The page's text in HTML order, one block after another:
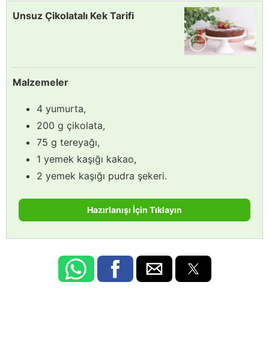
Unsuz Çikolatalı Kek Tarifi
Malzemeler
4 yumurta,
200 g çikolata,
75 g tereyağı,
1 yemek kaşığı kakao,
2 yemek kaşığı pudra şekeri.
Hazırlanışı İçin Tıklayın